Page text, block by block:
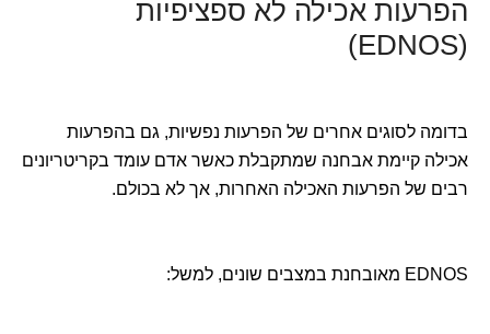
הפרעות אכילה לא ספציפיות
(EDNOS)
בדומה לסוגים אחרים של הפרעות נפשיות, גם בהפרעות
אכילה קיימת אבחנה שמתקבלת כאשר אדם עומד בקריטריונים
רבים של הפרעות האכילה האחרות, אך לא בכולם.
EDNOS מאובחנת במצבים שונים, למשל: